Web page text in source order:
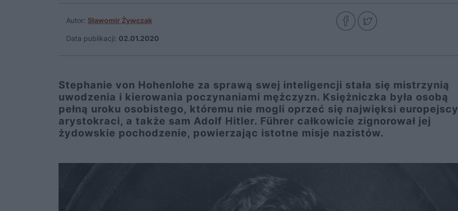
Autor: Sławomir Żywczak
Data publikacji: 02.01.2020
Stephanie von Hohenlohe za sprawą swej inteligencji stała się mistrzynią
uwodzenia i kierowania poczynaniami mężczyzn. Księżniczka była osobą
pełną uroku osobistego, któremu nie mogli oprzeć się najwięksi europejscy
arystokraci, a także sam Adolf Hitler. Führer całkowicie zignorował jej
żydowskie pochodzenie, powierzając istotne misje nazistów.